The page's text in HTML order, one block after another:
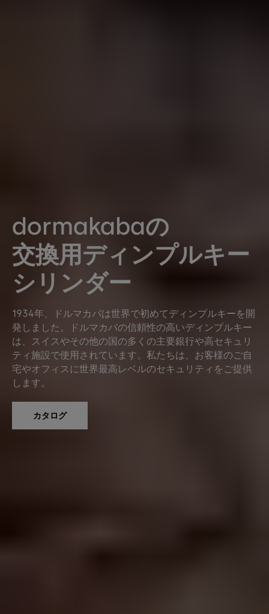
dormakabaの
交換用ディンプルキー
シリンダー
1934年、ドルマカバは世界で初めてディンプルキーを開
発しました。ドルマカバの信頼性の高いディンプルキー
は、スイスやその他の国の多くの主要銀行や高セキュリ
ティ施設で使用されています。私たちは、お客様のご自
宅やオフィスに世界最高レベルのセキュリティをご提供
します。
カタログ